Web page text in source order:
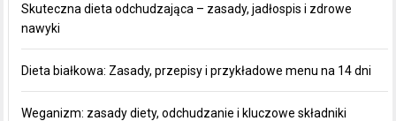
Skuteczna dieta odchudzająca – zasady, jadłospis i zdrowe
nawyki
Dieta białkowa: Zasady, przepisy i przykładowe menu na 14 dni
Weganizm: zasady diety, odchudzanie i kluczowe składniki